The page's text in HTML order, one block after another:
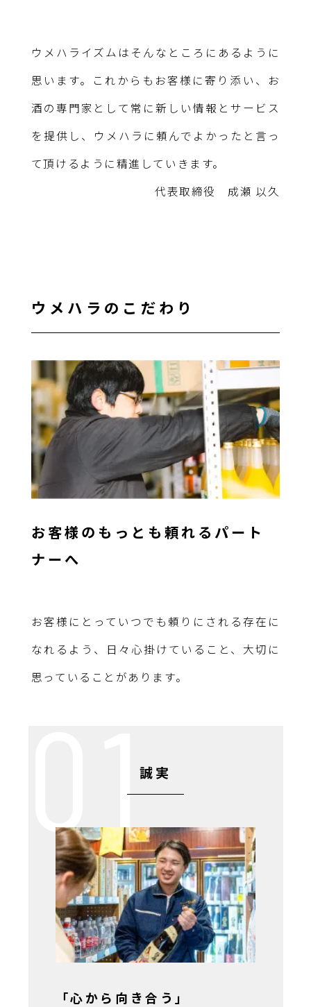
ウメハライズムはそんなところにあるように
思います。これからもお客様に寄り添い、お
酒の専門家として常に新しい情報とサービス
を提供し、ウメハラに頼んでよかったと言っ
て頂けるように精進していきます。
代表取締役 成瀬 以久
ウメハラのこだわり
お客様のもっとも頼れるパート
ナーへ
お客様にとっていつでも頼りにされる存在に
なれるよう、日々心掛けていること、大切に
思っていることがあります。
誠実
「心から向き合う」